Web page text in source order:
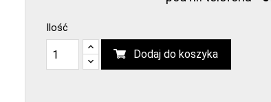
Ilość
Dodaj do koszyka